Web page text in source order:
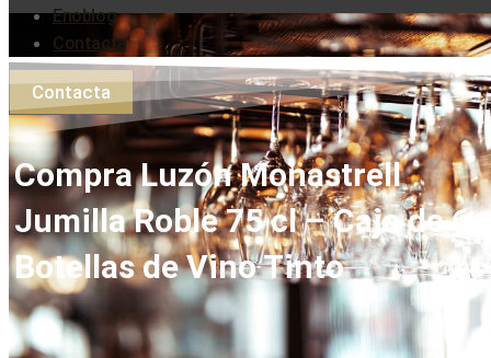
Enoblog
Contacta
Contacta
Compra Luzón Monastrell
Jumilla Roble 75 cl – Caja de 6
Botellas de Vino Tinto